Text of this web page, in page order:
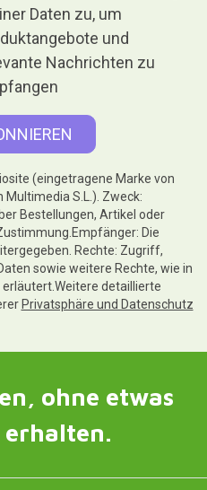
Daten zu, um
und
Nachrichten zu
(eingetragene Marke von
Multimedia S.L.). Zweck:
Bestellungen, Artikel oder
Die
Rechte: Zugriff,
sowie weitere Rechte, wie in
detaillierte
Privatsphäre und Datenschutz
ohne etwas